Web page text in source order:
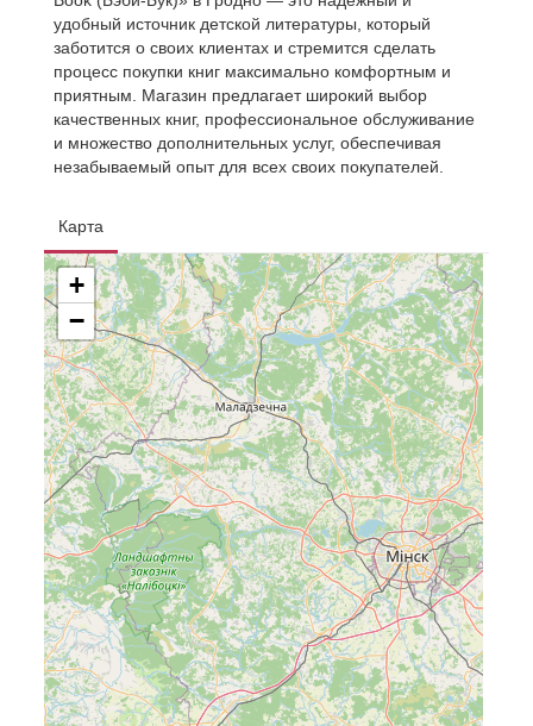
удобный источник детской литературы, который
заботится о своих клиентах и стремится сделать
процесс покупки книг максимально комфортным и
приятным. Магазин предлагает широкий выбор
качественных книг, профессиональное обслуживание
и множество дополнительных услуг, обеспечивая
незабываемый опыт для всех своих покупателей.
Карта
+
−